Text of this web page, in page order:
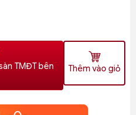
TMĐT bên
Thêm vào giỏ